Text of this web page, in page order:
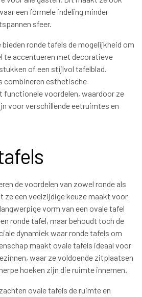
een formele indeling minder
sfeer.
ronde tafels de mogelijkheid om
te accentueren met decoratieve
of een stijlvol tafelblad.
combineren esthetische
functionele voordelen, waardoor ze
voor verschillende eetruimtes en
de voordelen van zowel ronde als
ze een veelzijdige keuze maakt voor
vorm van een ovale tafel
ronde tafel, maar behoudt toch de
dynamiek waar ronde tafels om
maakt ovale tafels ideaal voor
waar ze voldoende zitplaatsen
hoeken zijn die ruimte innemen.
ovale tafels de ruimte en